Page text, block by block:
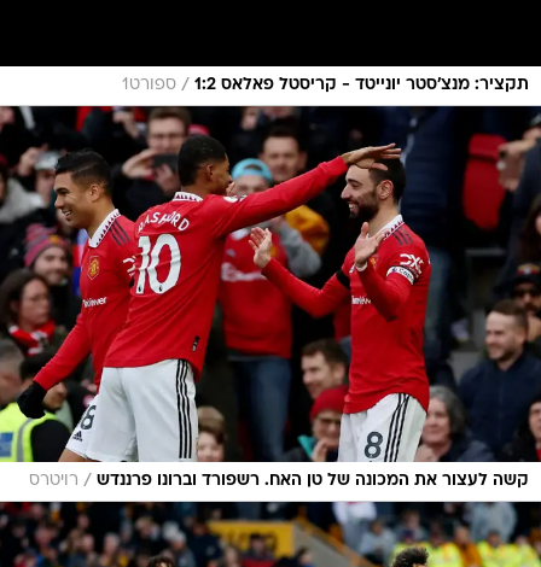
תקציר: מנצ'סטר יונייטד - קריסטל פאלאס 1:2 / ספורט1
קשה לעצור את המכונה של טן האח. רשפורד וברונו פרננדש / רויטרס